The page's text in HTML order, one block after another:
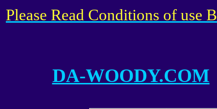
Please Read Conditions of use
DA-WOODY.COM